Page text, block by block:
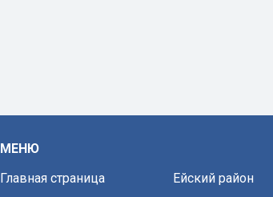
МЕНЮ
Главная страница
Ейский район